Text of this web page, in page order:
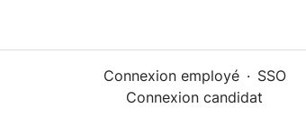
Connexion employé · SSO
Connexion candidat